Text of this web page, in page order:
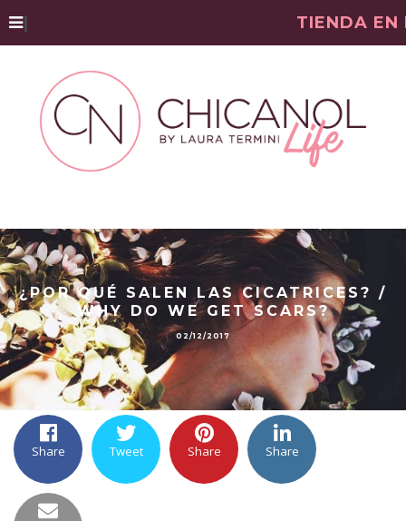
TIENDA
|
¿POR QUÉ SALEN LAS CICATRICES? /
WHY DO WE GET SCARS?
02/12/2017
Share Tweet Share Share